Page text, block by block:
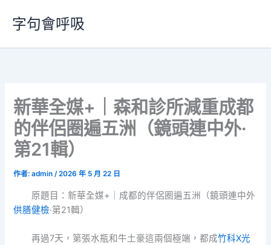
要
字句會呼吸
新華全媒+｜森和診所減重成都
的伴侶圈遍五洲（鏡頭連中外·
第21輯）
作者:admin/2026 年 5 月 22 日
原題目：新華全媒+｜成都的伴侶圈遍五洲（鏡頭連中外
供膳健檢·第21輯）
再過7天，第張水瓶和牛土豪這兩個極端，都成竹科X光